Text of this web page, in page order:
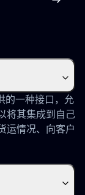
的一种接口，允
将其集成到自己
运情况、向客户